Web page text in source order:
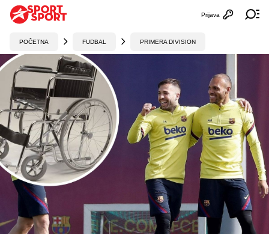
Otvori
Prijava
POČETNA FUDBAL PRIMERA DIVISION